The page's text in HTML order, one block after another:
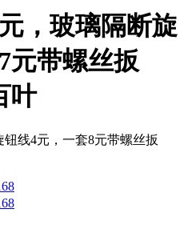
，玻璃隔断旋
元带螺丝扳
叶
线4元，一套8元带螺丝扳